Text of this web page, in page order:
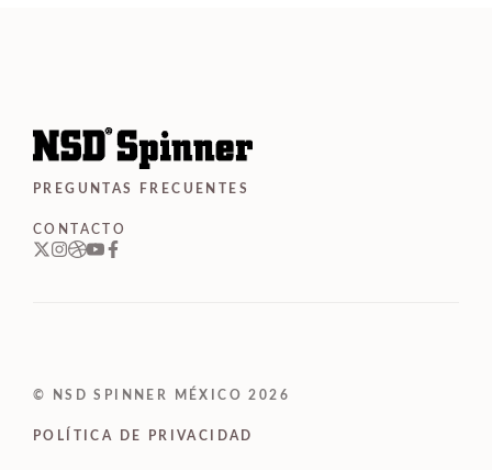
PREGUNTAS FRECUENTES
CONTACTO
© NSD SPINNER MÉXICO 2026
POLÍTICA DE PRIVACIDAD